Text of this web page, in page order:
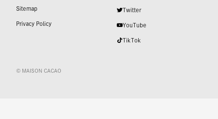
Sitemap
Privacy Policy
Twitter
YouTube
TikTok
© MAISON CACAO